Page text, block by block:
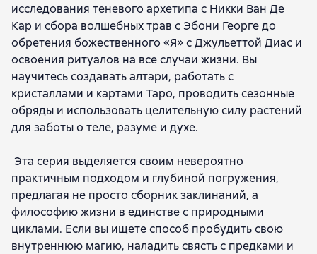
исследования теневого архетипа с Никки Ван Де
Кар и сбора волшебных трав с Эбони Георге до
обретения божественного «Я» с Джульеттой Диас и
освоения ритуалов на все случаи жизни. Вы
научитесь создавать алтари, работать с
кристаллами и картами Таро, проводить сезонные
обряды и использовать целительную силу растений
для заботы о теле, разуме и духе.
Эта серия выделяется своим невероятно
практичным подходом и глубиной погружения,
предлагая не просто сборник заклинаний, а
философию жизни в единстве с природными
циклами. Если вы ищете способ пробудить свою
внутреннюю магию, наладить свясть с предками и